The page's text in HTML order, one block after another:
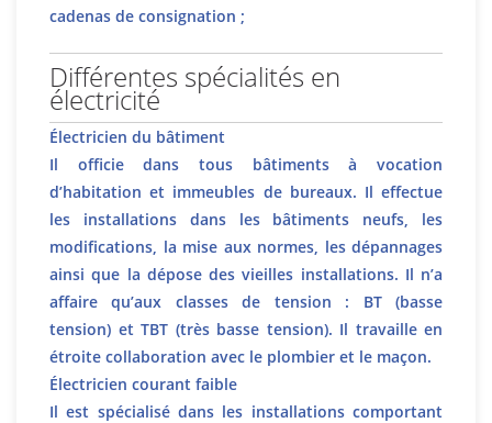
cadenas de consignation ;
Différentes spécialités en
électricité
Électricien du bâtiment
Il officie dans tous bâtiments à vocation
d’habitation et immeubles de bureaux. Il effectue
les installations dans les bâtiments neufs, les
modifications, la mise aux normes, les dépannages
ainsi que la dépose des vieilles installations. Il n’a
affaire qu’aux classes de tension : BT (basse
tension) et TBT (très basse tension). Il travaille en
étroite collaboration avec le plombier et le maçon.
Électricien courant faible
Il est spécialisé dans les installations comportant